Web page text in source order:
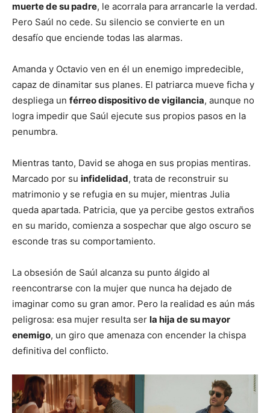
muerte de su padre, le acorrala para arrancarle la verdad.
Pero Saúl no cede. Su silencio se convierte en un
desafío que enciende todas las alarmas.
Amanda y Octavio ven en él un enemigo impredecible,
capaz de dinamitar sus planes. El patriarca mueve ficha y
despliega un férreo dispositivo de vigilancia, aunque no
logra impedir que Saúl ejecute sus propios pasos en la
penumbra.
Mientras tanto, David se ahoga en sus propias mentiras.
Marcado por su infidelidad, trata de reconstruir su
matrimonio y se refugia en su mujer, mientras Julia
queda apartada. Patricia, que ya percibe gestos extraños
en su marido, comienza a sospechar que algo oscuro se
esconde tras su comportamiento.
La obsesión de Saúl alcanza su punto álgido al
reencontrarse con la mujer que nunca ha dejado de
imaginar como su gran amor. Pero la realidad es aún más
peligrosa: esa mujer resulta ser la hija de su mayor
enemigo, un giro que amenaza con encender la chispa
definitiva del conflicto.